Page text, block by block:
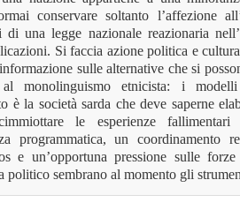
conservare soltanto l’affezione
di una legge nazionale reazionaria
Si faccia azione politica e
sulle alternative che si
al monolinguismo etnicista: i
è la società sarda che deve saperne
le esperienze
programmatica, un coordinamento
e un’opportuna pressione sulle
politico sembrano al momento gli